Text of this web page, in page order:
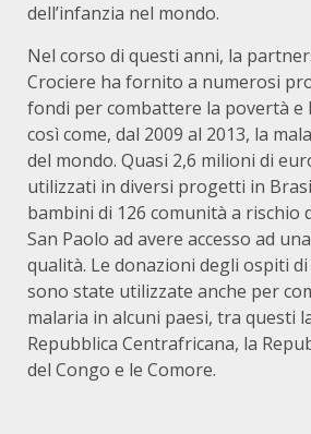
dell’infanzia nel mondo.
Nel corso di questi anni, la
Crociere ha fornito a numerosi
fondi per combattere la povertà e
così come, dal 2009 al 2013, la
del mondo. Quasi 2,6 milioni di
utilizzati in diversi progetti in
bambini di 126 comunità a rischio
San Paolo ad avere accesso ad
qualità. Le donazioni degli ospiti di
sono state utilizzate anche per
malaria in alcuni paesi, tra questi
Repubblica Centrafricana, la
del Congo e le Comore.